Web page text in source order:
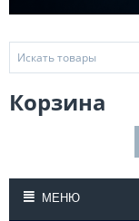
Корзина
МЕНЮ